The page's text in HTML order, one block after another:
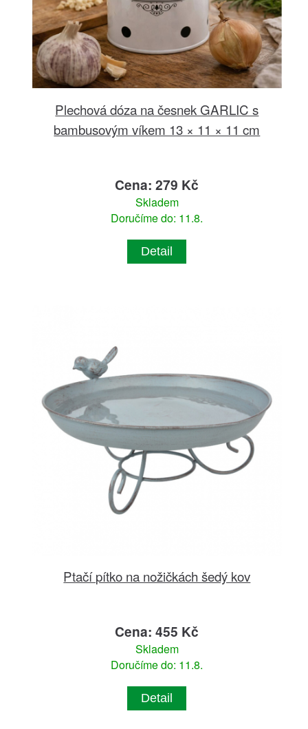
Plechová dóza na česnek GARLIC s
bambusovým víkem 13 × 11 × 11 cm
Cena: 279 Kč
Skladem
Doručíme do: 11.8.
Detail
Ptačí pítko na nožičkách šedý kov
Cena: 455 Kč
Skladem
Doručíme do: 11.8.
Detail